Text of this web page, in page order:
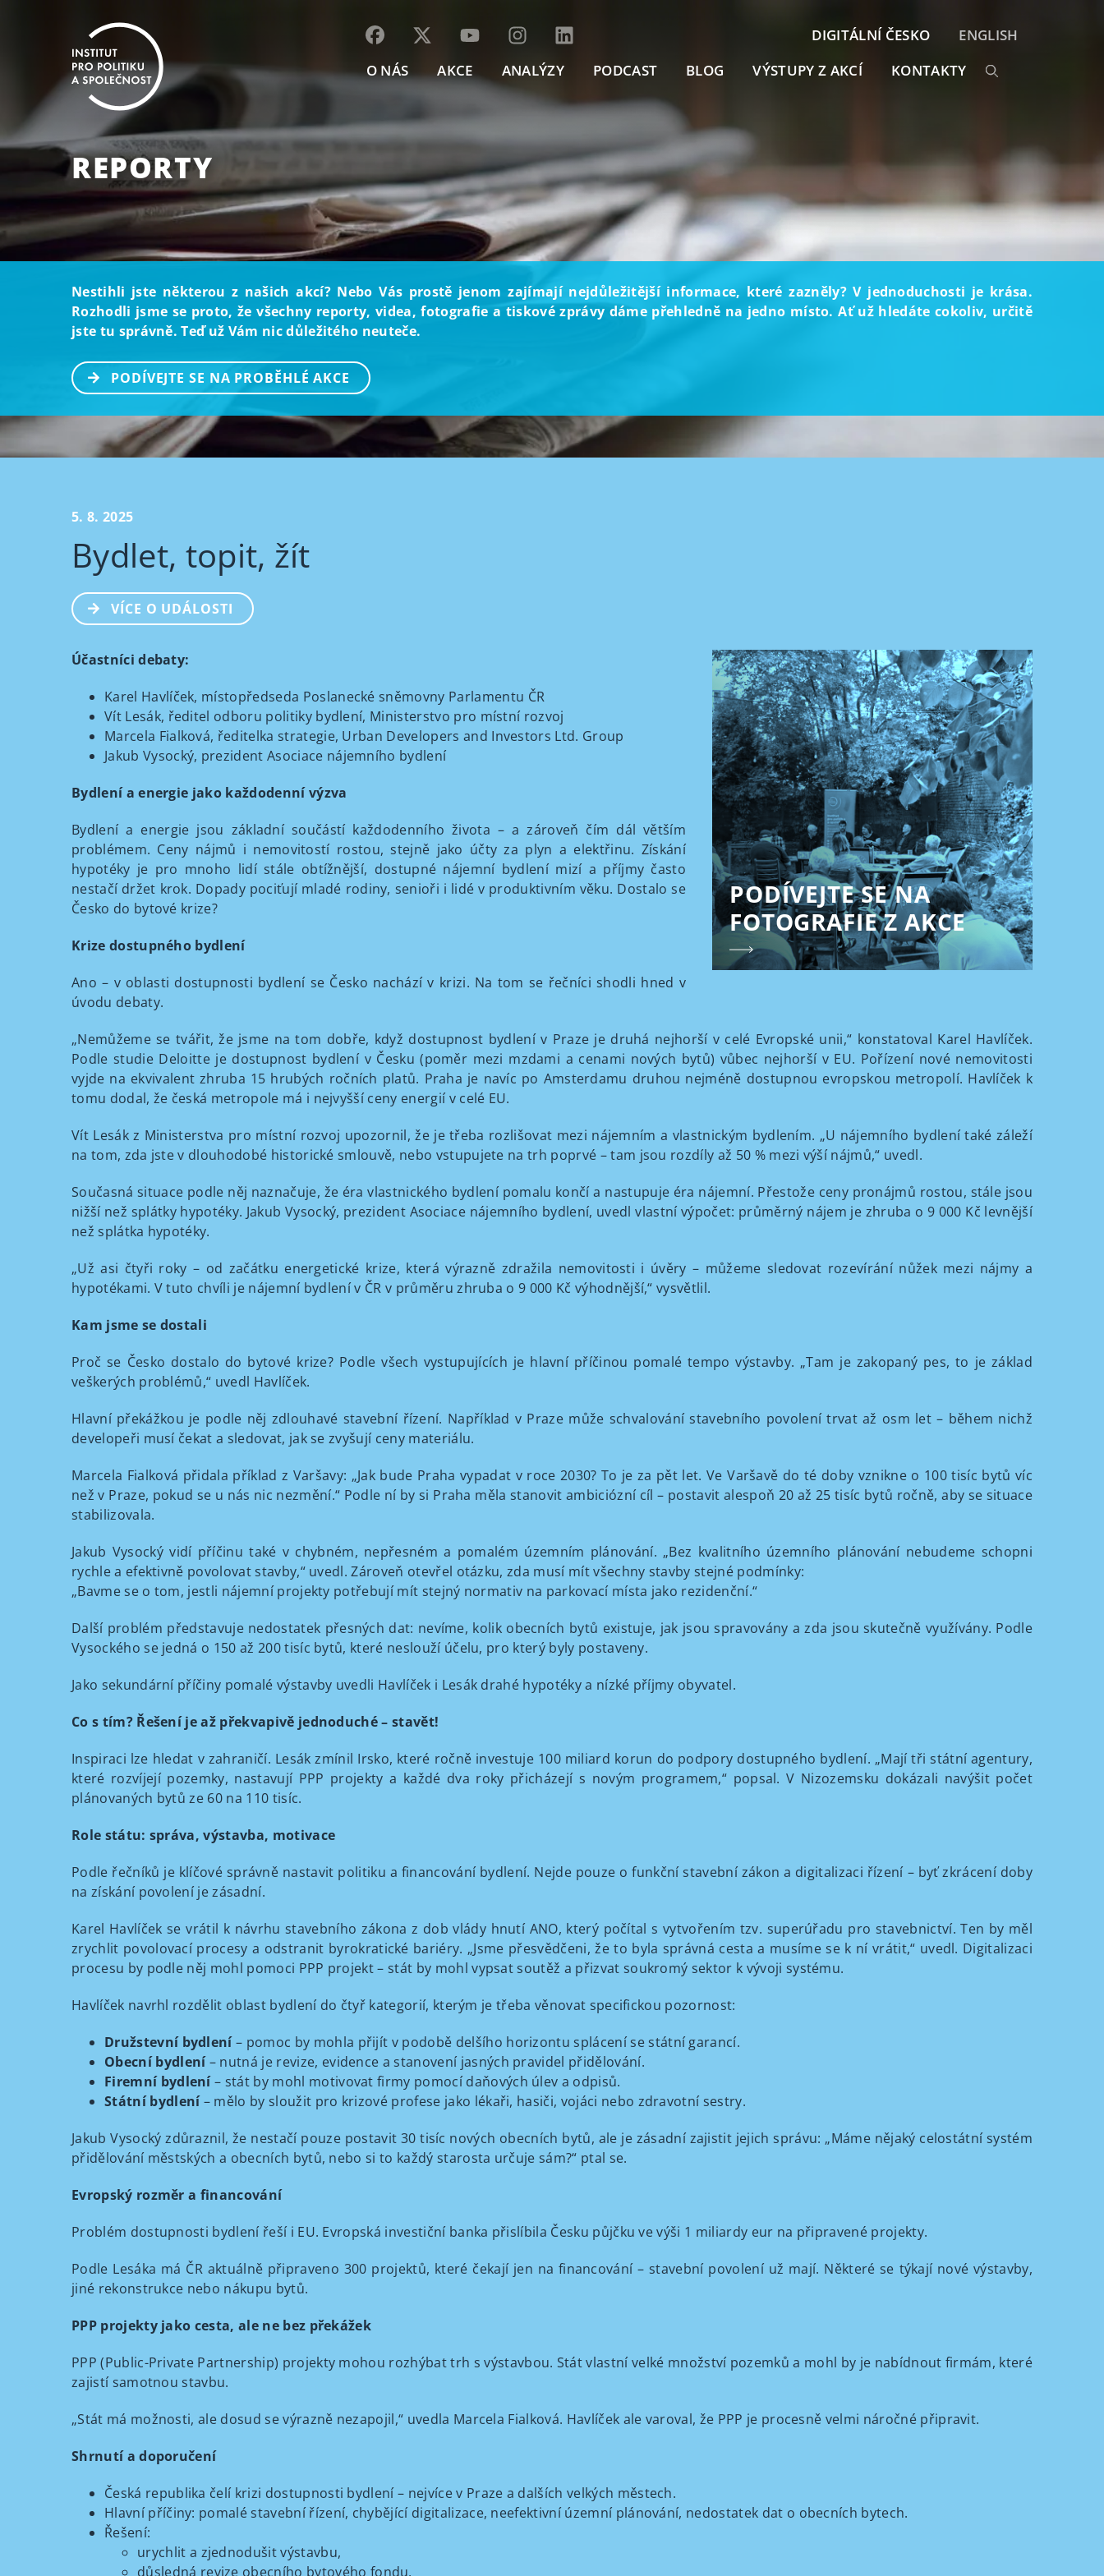
O NÁS AKCE ANALÝZY PODCAST BLOG VÝSTUPY Z AKCÍ KONTAKTY
DIGITÁLNÍ ČESKO ENGLISH
REPORTY
Nestihli jste některou z našich akcí? Nebo Vás prostě jenom zajímají nejdůležitější informace, které zazněly? V jednoduchosti je krása.
Rozhodli jsme se proto, že všechny reporty, videa, fotografie a tiskové zprávy dáme přehledně na jedno místo. Ať už hledáte cokoliv, určitě
jste tu správně. Teď už Vám nic důležitého neuteče.
PODÍVEJTE SE NA PROBĚHLÉ AKCE
5. 8. 2025
Bydlet, topit, žít
VÍCE O UDÁLOSTI
PODÍVEJTE SE NA
FOTOGRAFIE Z AKCE
Účastníci debaty:
Karel Havlíček, místopředseda Poslanecké sněmovny Parlamentu ČR
Vít Lesák, ředitel odboru politiky bydlení, Ministerstvo pro místní rozvoj
Marcela Fialková, ředitelka strategie, Urban Developers and Investors Ltd. Group
Jakub Vysocký, prezident Asociace nájemního bydlení
Bydlení a energie jako každodenní výzva
Bydlení a energie jsou základní součástí každodenního života – a zároveň čím dál větším
problémem. Ceny nájmů i nemovitostí rostou, stejně jako účty za plyn a elektřinu. Získání
hypotéky je pro mnoho lidí stále obtížnější, dostupné nájemní bydlení mizí a příjmy často
nestačí držet krok. Dopady pociťují mladé rodiny, senioři i lidé v produktivním věku. Dostalo se
Česko do bytové krize?
Krize dostupného bydlení
Ano – v oblasti dostupnosti bydlení se Česko nachází v krizi. Na tom se řečníci shodli hned v
úvodu debaty.
„Nemůžeme se tvářit, že jsme na tom dobře, když dostupnost bydlení v Praze je druhá nejhorší v celé Evropské unii,“ konstatoval Karel Havlíček.
Podle studie Deloitte je dostupnost bydlení v Česku (poměr mezi mzdami a cenami nových bytů) vůbec nejhorší v EU. Pořízení nové nemovitosti
vyjde na ekvivalent zhruba 15 hrubých ročních platů. Praha je navíc po Amsterdamu druhou nejméně dostupnou evropskou metropolí. Havlíček k
tomu dodal, že česká metropole má i nejvyšší ceny energií v celé EU.
Vít Lesák z Ministerstva pro místní rozvoj upozornil, že je třeba rozlišovat mezi nájemním a vlastnickým bydlením. „U nájemního bydlení také záleží
na tom, zda jste v dlouhodobé historické smlouvě, nebo vstupujete na trh poprvé – tam jsou rozdíly až 50 % mezi výší nájmů,“ uvedl.
Současná situace podle něj naznačuje, že éra vlastnického bydlení pomalu končí a nastupuje éra nájemní. Přestože ceny pronájmů rostou, stále jsou
nižší než splátky hypotéky. Jakub Vysocký, prezident Asociace nájemního bydlení, uvedl vlastní výpočet: průměrný nájem je zhruba o 9 000 Kč levnější
než splátka hypotéky.
„Už asi čtyři roky – od začátku energetické krize, která výrazně zdražila nemovitosti i úvěry – můžeme sledovat rozevírání nůžek mezi nájmy a
hypotékami. V tuto chvíli je nájemní bydlení v ČR v průměru zhruba o 9 000 Kč výhodnější,“ vysvětlil.
Kam jsme se dostali
Proč se Česko dostalo do bytové krize? Podle všech vystupujících je hlavní příčinou pomalé tempo výstavby. „Tam je zakopaný pes, to je základ
veškerých problémů,“ uvedl Havlíček.
Hlavní překážkou je podle něj zdlouhavé stavební řízení. Například v Praze může schvalování stavebního povolení trvat až osm let – během nichž
developeři musí čekat a sledovat, jak se zvyšují ceny materiálu.
Marcela Fialková přidala příklad z Varšavy: „Jak bude Praha vypadat v roce 2030? To je za pět let. Ve Varšavě do té doby vznikne o 100 tisíc bytů víc
než v Praze, pokud se u nás nic nezmění.“ Podle ní by si Praha měla stanovit ambiciózní cíl – postavit alespoň 20 až 25 tisíc bytů ročně, aby se situace
stabilizovala.
Jakub Vysocký vidí příčinu také v chybném, nepřesném a pomalém územním plánování. „Bez kvalitního územního plánování nebudeme schopni
rychle a efektivně povolovat stavby,“ uvedl. Zároveň otevřel otázku, zda musí mít všechny stavby stejné podmínky:
„Bavme se o tom, jestli nájemní projekty potřebují mít stejný normativ na parkovací místa jako rezidenční.“
Další problém představuje nedostatek přesných dat: nevíme, kolik obecních bytů existuje, jak jsou spravovány a zda jsou skutečně využívány. Podle
Vysockého se jedná o 150 až 200 tisíc bytů, které neslouží účelu, pro který byly postaveny.
Jako sekundární příčiny pomalé výstavby uvedli Havlíček i Lesák drahé hypotéky a nízké příjmy obyvatel.
Co s tím? Řešení je až překvapivě jednoduché – stavět!
Inspiraci lze hledat v zahraničí. Lesák zmínil Irsko, které ročně investuje 100 miliard korun do podpory dostupného bydlení. „Mají tři státní agentury,
které rozvíjejí pozemky, nastavují PPP projekty a každé dva roky přicházejí s novým programem,“ popsal. V Nizozemsku dokázali navýšit počet
plánovaných bytů ze 60 na 110 tisíc.
Role státu: správa, výstavba, motivace
Podle řečníků je klíčové správně nastavit politiku a financování bydlení. Nejde pouze o funkční stavební zákon a digitalizaci řízení – byť zkrácení doby
na získání povolení je zásadní.
Karel Havlíček se vrátil k návrhu stavebního zákona z dob vlády hnutí ANO, který počítal s vytvořením tzv. superúřadu pro stavebnictví. Ten by měl
zrychlit povolovací procesy a odstranit byrokratické bariéry. „Jsme přesvědčeni, že to byla správná cesta a musíme se k ní vrátit,“ uvedl. Digitalizaci
procesu by podle něj mohl pomoci PPP projekt – stát by mohl vypsat soutěž a přizvat soukromý sektor k vývoji systému.
Havlíček navrhl rozdělit oblast bydlení do čtyř kategorií, kterým je třeba věnovat specifickou pozornost:
Družstevní bydlení– pomoc by mohla přijít v podobě delšího horizontu splácení se státní garancí.
Obecní bydlení– nutná je revize, evidence a stanovení jasných pravidel přidělování.
Firemní bydlení– stát by mohl motivovat firmy pomocí daňových úlev a odpisů.
Státní bydlení– mělo by sloužit pro krizové profese jako lékaři, hasiči, vojáci nebo zdravotní sestry.
Jakub Vysocký zdůraznil, že nestačí pouze postavit 30 tisíc nových obecních bytů, ale je zásadní zajistit jejich správu: „Máme nějaký celostátní systém
přidělování městských a obecních bytů, nebo si to každý starosta určuje sám?“ ptal se.
Evropský rozměr a financování
Problém dostupnosti bydlení řeší i EU. Evropská investiční banka přislíbila Česku půjčku ve výši 1 miliardy eur na připravené projekty.
Podle Lesáka má ČR aktuálně připraveno 300 projektů, které čekají jen na financování – stavební povolení už mají. Některé se týkají nové výstavby,
jiné rekonstrukce nebo nákupu bytů.
PPP projekty jako cesta, ale ne bez překážek
PPP (Public-Private Partnership) projekty mohou rozhýbat trh s výstavbou. Stát vlastní velké množství pozemků a mohl by je nabídnout firmám, které
zajistí samotnou stavbu.
„Stát má možnosti, ale dosud se výrazně nezapojil,“ uvedla Marcela Fialková. Havlíček ale varoval, že PPP je procesně velmi náročné připravit.
Shrnutí a doporučení
Česká republika čelí krizi dostupnosti bydlení – nejvíce v Praze a dalších velkých městech.
Hlavní příčiny: pomalé stavební řízení, chybějící digitalizace, neefektivní územní plánování, nedostatek dat o obecních bytech.
Řešení:
urychlit a zjednodušit výstavbu,
důsledná revize obecního bytového fondu,